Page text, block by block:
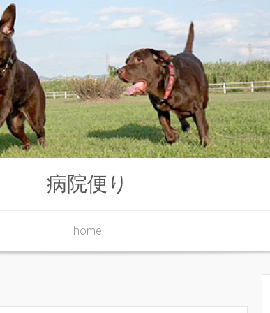
病院便り
home